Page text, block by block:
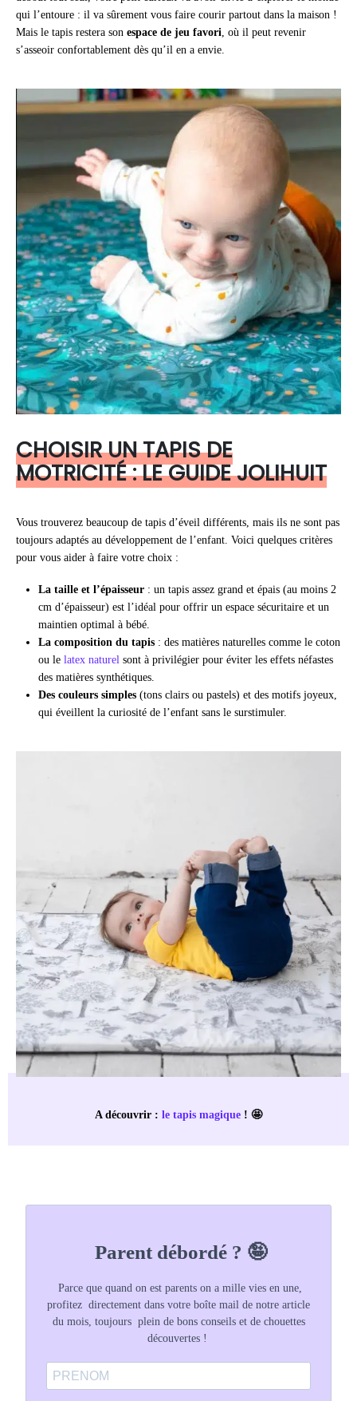
qui l’entoure : il va sûrement vous faire courir partout dans la maison !
Mais le tapis restera son espace de jeu favori, où il peut revenir
s’asseoir confortablement dès qu’il en a envie.
CHOISIR UN TAPIS DE
MOTRICITÉ : LE GUIDE JOLIHUIT
Vous trouverez beaucoup de tapis d’éveil différents, mais ils ne sont pas
toujours adaptés au développement de l’enfant. Voici quelques critères
pour vous aider à faire votre choix :
La taille et l’épaisseur : un tapis assez grand et épais (au moins 2
cm d’épaisseur) est l’idéal pour offrir un espace sécuritaire et un
maintien optimal à bébé.
La composition du tapis : des matières naturelles comme le coton
ou le latex naturel sont à privilégier pour éviter les effets néfastes
des matières synthétiques.
Des couleurs simples (tons clairs ou pastels) et des motifs joyeux,
qui éveillent la curiosité de l’enfant sans le surstimuler.
A découvrir : le tapis magique ! 🤩
Parent débordé ? 🤪
Parce que quand on est parents on a mille vies en une,
profitez directement dans votre boîte mail de notre article
du mois, toujours plein de bons conseils et de chouettes
découvertes !